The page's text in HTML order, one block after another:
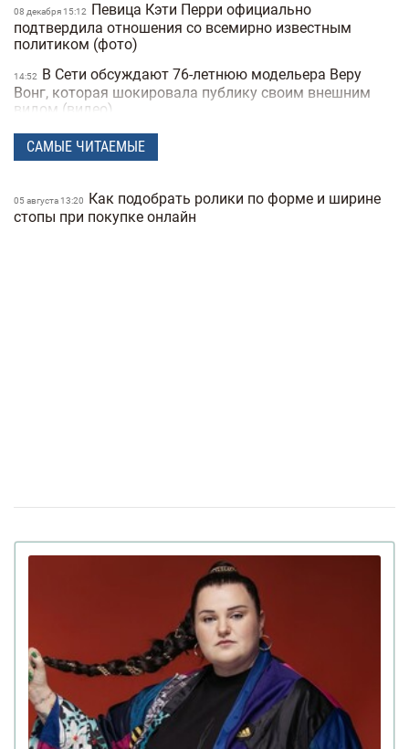
08 декабря 15:12
Певица Кэти Перри официально
подтвердила отношения со всемирно известным
политиком (фото)
14:52
В Сети обсуждают 76-летнюю модельера Веру
Вонг, которая шокировала публику своим внешним
видом (видео)
05 ноября 18:06 Анджелина Джоли спасала своего
охранника из николаевского ТЦК (видео)
года по версии People — фото
блогерши Мандзюк, которая поддерживает избиение
русскоязычных детей
Криштиану Роналду сделал предложение
своей девушке Джорджине Родригес после 9 лет
31 июля 17:37 Американская рэперша Азилия Бэнкс
поиздевалась над украинским военным, который
потерял в плену 40 кг веса
29 июля 16:39 Олег Винник заявил, что не сбегал из
Украины в начале полномасштабной войны, а «просто
САМЫЕ ЧИТАЕМЫЕ
05 августа 13:20
Как подобрать ролики по форме и ширине
стопы при покупке онлайн